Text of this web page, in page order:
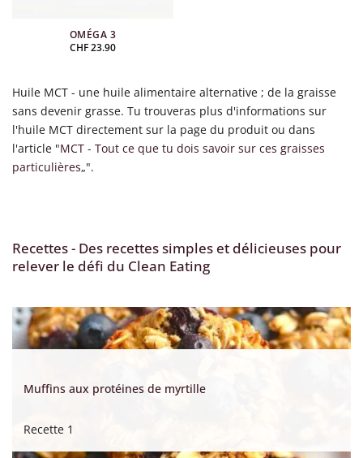
OMÉGA 3
CHF23.90
Huile MCT - une huile alimentaire alternative ; de la graisse
sans devenir grasse. Tu trouveras plus d'informations sur
l'huile MCT directement sur la page du produit ou dans
l'article "MCT - Tout ce que tu dois savoir sur ces graisses
particulières„".
Recettes - Des recettes simples et délicieuses pour
relever le défi du Clean Eating
Muffins aux protéines de myrtille
Recette 1